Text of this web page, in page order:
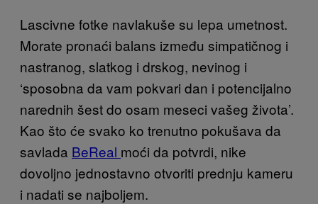
Lascivne fotke navlakuše su lepa umetnost.
Morate pronaći balans između simpatičnog i
nastranog, slatkog i drskog, nevinog i
‘sposobna da vam pokvari dan i potencijalno
narednih šest do osam meseci vašeg života’.
Kao što će svako ko trenutno pokušava da
savlada BeReal moći da potvrdi, nike
dovoljno jednostavno otvoriti prednju kameru
i nadati se najboljem.